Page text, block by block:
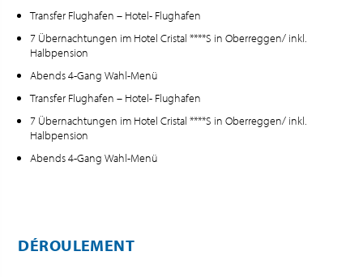
Transfer Flughafen – Hotel- Flughafen
7 Übernachtungen im Hotel Cristal ****S in Oberreggen/ inkl.
Halbpension
Abends 4-Gang Wahl-Menü
Transfer Flughafen – Hotel- Flughafen
7 Übernachtungen im Hotel Cristal ****S in Oberreggen/ inkl.
Halbpension
Abends 4-Gang Wahl-Menü
DÉROULEMENT